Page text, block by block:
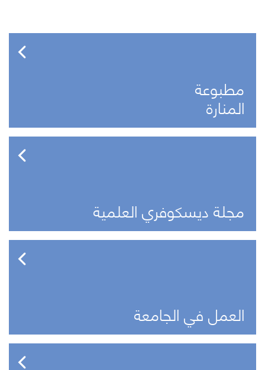
مطبوعة
المنارة
مجلة ديسكوفري العلمية
العمل في الجامعة